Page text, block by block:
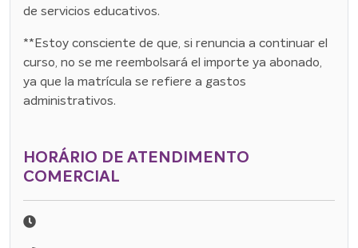
de servicios educativos.
**Estoy consciente de que, si renuncia a continuar el
curso, no se me reembolsará el importe ya abonado,
ya que la matrícula se refiere a gastos
administrativos.
HORÁRIO DE ATENDIMENTO
COMERCIAL